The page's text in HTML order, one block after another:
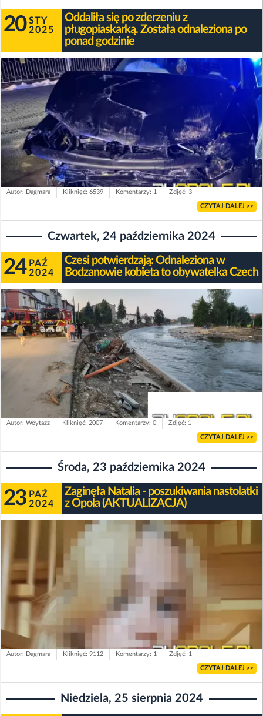
20 STY
2025
Oddaliła się po zderzeniu z
pługopiaskarką. Została odnaleziona po
ponad godzinie
Autor: Dagmara Kliknięć: 6539 Komentarzy: 1 Zdjęć: 3
CZYTAJ DALEJ >>
Czwartek, 24 października 2024
24 PAŹ
2024
Czesi potwierdzają: Odnaleziona w
Bodzanowie kobieta to obywatelka Czech
Autor: Woytazz Kliknięć: 2007 Komentarzy: 0 Zdjęć: 1
CZYTAJ DALEJ >>
Środa, 23 października 2024
23 PAŹ
2024
Zaginęła Natalia - poszukiwania nastolatki
z Opola (AKTUALIZACJA)
Autor: Dagmara Kliknięć: 9112 Komentarzy: 1 Zdjęć: 1
CZYTAJ DALEJ >>
Niedziela, 25 sierpnia 2024